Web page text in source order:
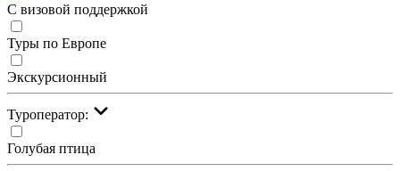
С визовой поддержкой
Туры по Европе
Экскурсионный
Туроператор:
Голубая птица